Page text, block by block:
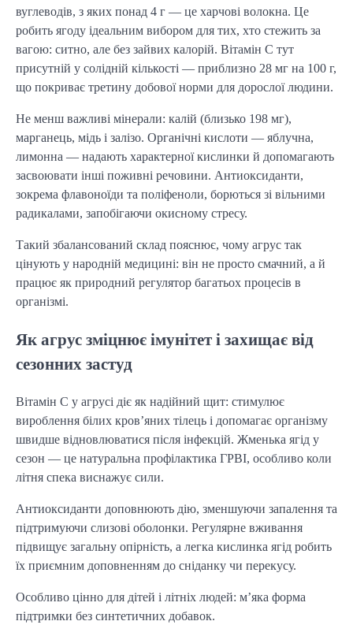
вуглеводів, з яких понад 4 г — це харчові волокна. Це
робить ягоду ідеальним вибором для тих, хто стежить за
вагою: ситно, але без зайвих калорій. Вітамін С тут
присутній у солідній кількості — приблизно 28 мг на 100 г,
що покриває третину добової норми для дорослої людини.
Не менш важливі мінерали: калій (близько 198 мг),
марганець, мідь і залізо. Органічні кислоти — яблучна,
лимонна — надають характерної кислинки й допомагають
засвоювати інші поживні речовини. Антиоксиданти,
зокрема флавоноїди та поліфеноли, борються зі вільними
радикалами, запобігаючи окисному стресу.
Такий збалансований склад пояснює, чому агрус так
цінують у народній медицині: він не просто смачний, а й
працює як природний регулятор багатьох процесів в
організмі.
Як агрус зміцнює імунітет і захищає від
сезонних застуд
Вітамін С у агрусі діє як надійний щит: стимулює
вироблення білих кров’яних тілець і допомагає організму
швидше відновлюватися після інфекцій. Жменька ягід у
сезон — це натуральна профілактика ГРВІ, особливо коли
літня спека виснажує сили.
Антиоксиданти доповнюють дію, зменшуючи запалення та
підтримуючи слизові оболонки. Регулярне вживання
підвищує загальну опірність, а легка кислинка ягід робить
їх приємним доповненням до сніданку чи перекусу.
Особливо цінно для дітей і літніх людей: м’яка форма
підтримки без синтетичних добавок.